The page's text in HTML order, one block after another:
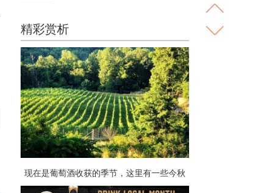
精彩赏析
现在是葡萄酒收获的季节，这里有一些今秋
的红葡萄酒值得一试